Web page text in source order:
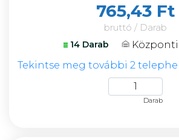
765,43 Ft
bruttó / Darab
14 Darab
Tekintse meg további 2
Darab